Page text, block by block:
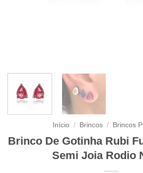
Início / Brincos / Brincos
Brinco De Gotinha Rubi
Semi Joia Rodio